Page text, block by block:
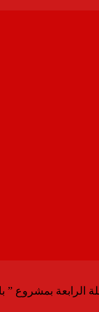
الرابعة بمشروع ”